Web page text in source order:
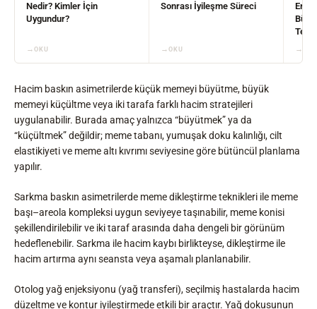
Nedir? Kimler İçin
Uygundur?
→ OKU
Sonrası İyileşme Süreci
→ OKU →
Hacim baskın asimetrilerde küçük memeyi büyütme, büyük
memeyi küçültme veya iki tarafa farklı hacim stratejileri
uygulanabilir. Burada amaç yalnızca “büyütmek” ya da
“küçültmek” değildir; meme tabanı, yumuşak doku kalınlığı, cilt
elastikiyeti ve meme altı kıvrımı seviyesine göre bütüncül planlama
yapılır.
Sarkma baskın asimetrilerde meme dikleştirme teknikleri ile meme
başı–areola kompleksi uygun seviyeye taşınabilir, meme konisi
şekillendirilebilir ve iki taraf arasında daha dengeli bir görünüm
hedeflenebilir. Sarkma ile hacim kaybı birlikteyse, dikleştirme ile
hacim artırma aynı seansta veya aşamalı planlanabilir.
Otolog yağ enjeksiyonu (yağ transferi), seçilmiş hastalarda hacim
düzeltme ve kontur iyileştirmede etkili bir araçtır. Yağ dokusunun